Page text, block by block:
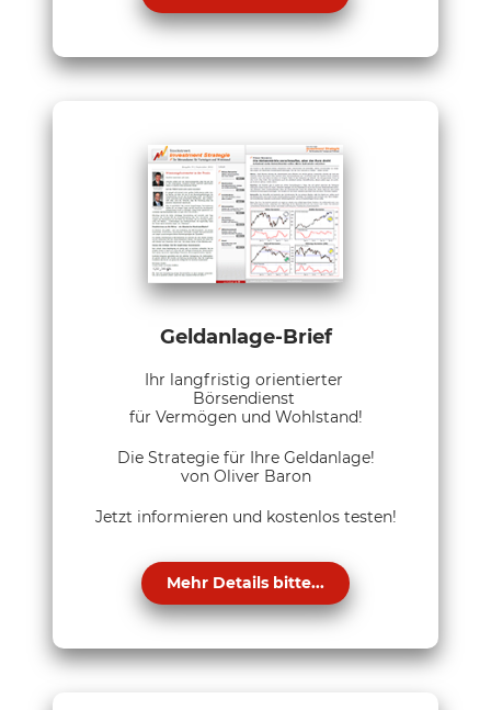
Geldanlage-Brief
Ihr langfristig orientierter
Börsendienst
für Vermögen und Wohlstand!
Die Strategie für Ihre Geldanlage!
von Oliver Baron
Jetzt informieren und kostenlos testen!
Mehr Details bitte...